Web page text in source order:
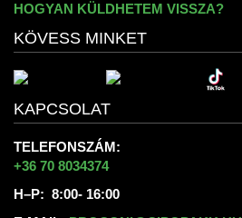
HOGYAN KÜLDHETEM VISSZA?
KÖVESS MINKET
KAPCSOLAT
TELEFONSZÁM:
+36 70 8034374
H–P: 8:00- 16:00